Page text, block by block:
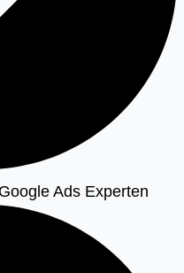
Ads Experten